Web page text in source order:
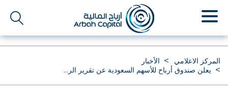
إلى
المحتوى
الرئيسي
المركز الاعلامي
الأخبار
يعلن صندوق أرباح للأسهم السعودية عن تقرير الر...